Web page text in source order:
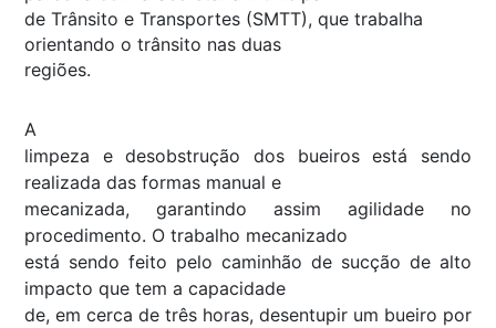
de Trânsito e Transportes (SMTT), que trabalha
orientando o trânsito nas duas
regiões.
A
limpeza e desobstrução dos bueiros está sendo
realizada das formas manual e
mecanizada, garantindo assim agilidade no
procedimento. O trabalho mecanizado
está sendo feito pelo caminhão de sucção de alto
impacto que tem a capacidade
de, em cerca de três horas, desentupir um bueiro por